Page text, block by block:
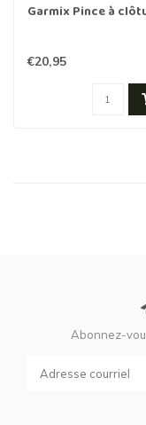
Garmix Pince à
€20,95
Abonnez-